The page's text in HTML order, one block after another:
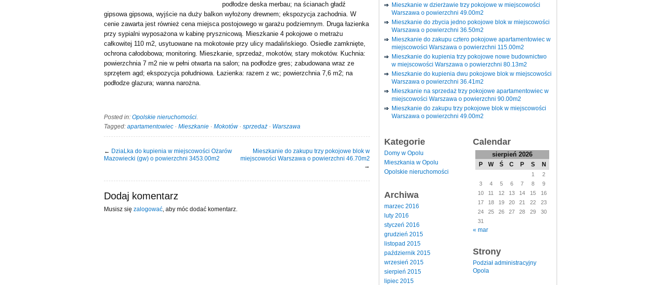
podłodze deska merbau; na ścianach gładź
gipsowa gipsowa, wyjście na duży balkon wyłożony drewnem; ekspozycja zachodnia. W
cenie zawarta jest również cena miejsca postojowego w garażu podziemnym. Druga łazienka
przy sypialni wyposażona w kabinę prysznicową. Mieszkanie 4 pokojowe o metrażu
całkowitej 110 m2, usytuowane na mokotowie przy ulicy madalińskiego. Osiedle zamknięte,
ochrona całodobowa; monitoring. Mieszkanie, sprzedaż, mokotów, stary mokotów. Kuchnia:
powierzchnia 7 m2 nie w pełni otwarta na salon; na podłodze gres; zabudowana wraz ze
sprzętem agd; ekspozycja południowa. Łazienka: razem z wc; powierzchnia 7,6 m2; na
podłodze glazura; wanna narożna.
Posted in: Opolskie nieruchomości.
Tagged: apartamentowiec · Mieszkanie · Mokotów· sprzedaż · Warszawa
← DziaLka do kupienia w miejscowości Ożarów
Mazowiecki (gw) o powierzchni 3453.00m2
Mieszkanie do zakupu trzy pokojowe blok w
miejscowości Warszawa o powierzchni 46.70m2
→
Dodaj komentarz
Musisz się zalogować , aby móc dodać komentarz.
Mieszkanie w dzierżawie trzy pokojowe w miejscowości
Warszawa o powierzchni 49.00m2
Mieszkanie do zbycia jedno pokojowe blok w miejscowości
Warszawa o powierzchni 36.50m2
Mieszkanie do zakupu cztero pokojowe apartamentowiec w
miejscowości Warszawa o powierzchni 115.00m2
Mieszkanie do kupienia trzy pokojowe nowe budownictwo
w miejscowości Warszawa o powierzchni 80.13m2
Mieszkanie do kupienia dwu pokojowe blok w miejscowości
Warszawa o powierzchni 36.41m2
Mieszkanie na sprzedaż trzy pokojowe apartamentowiec w
miejscowości Warszawa o powierzchni 90.00m2
Mieszkanie do zakupu trzy pokojowe blok w miejscowości
Warszawa o powierzchni 49.00m2
Kategorie
Domy w Opolu
Mieszkania w Opolu
Opolskie nieruchomości
Archiwa
marzec 2016
luty 2016
styczeń 2016
grudzień 2015
listopad 2015
październik 2015
wrzesień 2015
sierpień 2015
lipiec 2015
Calendar
sierpień 2026
P W Ś C P S N
1
2
3
4 5 6 7 8
9
10
11 12 13 14 15
16
17
18 19 20 21 22
23
24
25 26 27 28 29
30
31
« mar
Strony
Podział administracyjny
Opola